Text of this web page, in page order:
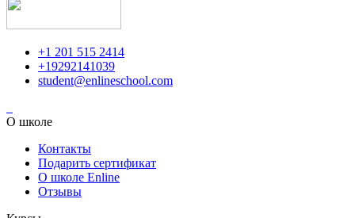
+1 201 515 2414
+19292141039
student@enlineschool.com
О школе
Контакты
Подарить сертификат
О школе Enline
Отзывы